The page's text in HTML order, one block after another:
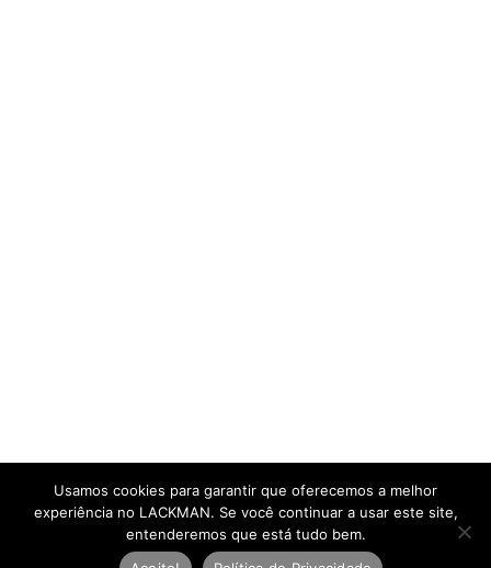
Usamos cookies para garantir que oferecemos a melhor
experiência no LACKMAN. Se você continuar a usar este site,
entenderemos que está tudo bem.